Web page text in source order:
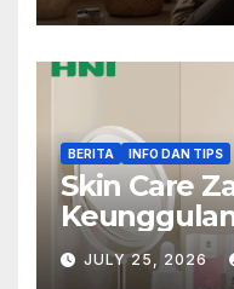
BERITA INFO DAN TIPS
Skin Care
JULY 25, 2026